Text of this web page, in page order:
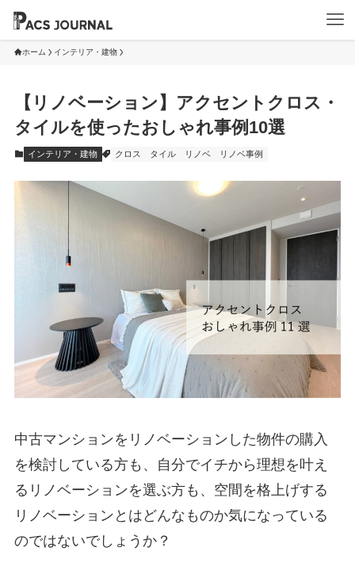
ホーム インテリア・建物
【リノベーション】アクセントクロス・
タイルを使ったおしゃれ事例10選
インテリア・建物 クロス タイル リノベ リノベ事例
中古マンションをリノベーションした物件の購入
を検討している方も、自分でイチから理想を叶え
るリノベーションを選ぶ方も、空間を格上げする
リノベーションとはどんなものか気になっている
のではないでしょうか？